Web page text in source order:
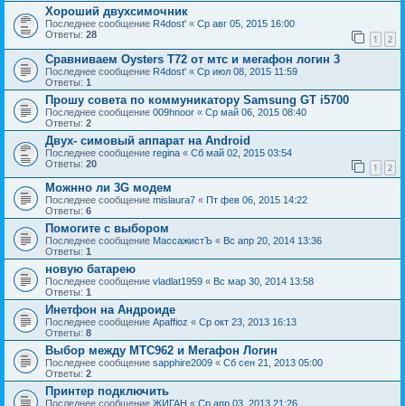
Хороший двухсимочник
Последнее сообщение R4dost' « Ср авг 05, 2015 16:00
Ответы: 28 1 2
Сравниваем Oysters T72 от мтс и мегафон логин 3
Последнее сообщение R4dost' « Ср июл 08, 2015 11:59
Ответы: 1
Прошу совета по коммуникатору Samsung GT i5700
Последнее сообщение 009hnoor « Ср май 06, 2015 08:40
Ответы: 2
Двух- симовый аппарат на Android
Последнее сообщение regina « Сб май 02, 2015 03:54
Ответы: 20 1 2
Можнно ли 3G модем
Последнее сообщение mislaura7 « Пт фев 06, 2015 14:22
Ответы: 6
Помогите с выбором
Последнее сообщение МассажистЪ « Вс апр 20, 2014 13:36
Ответы: 1
новую батарею
Последнее сообщение vladlat1959 « Вс мар 30, 2014 13:58
Ответы: 1
Инетфон на Андроиде
Последнее сообщение Apaffioz « Ср окт 23, 2013 16:13
Ответы: 8
Выбор между МТС962 и Мегафон Логин
Последнее сообщение sapphire2009 « Сб сен 21, 2013 05:00
Ответы: 2
Принтер подключить
Последнее сообщение ЖИГАН « Ср апр 03, 2013 21:26